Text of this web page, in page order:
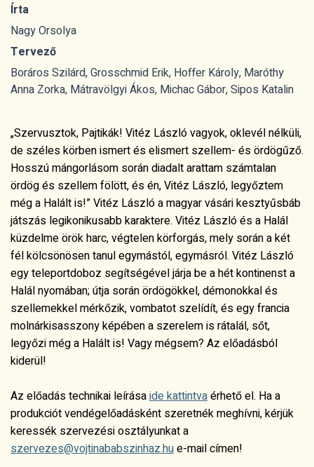
Írta
Nagy Orsolya
Tervező
Boráros Szilárd, Grosschmid Erik, Hoffer Károly, Maróthy
Anna Zorka, Mátravölgyi Ákos, Michac Gábor, Sipos Katalin
„Szervusztok, Pajtikák! Vitéz László vagyok, oklevél nélküli,
de széles körben ismert és elismert szellem- és ördögűző.
Hosszú mángorlásom során diadalt arattam számtalan
ördög és szellem fölött, és én, Vitéz László, legyőztem
még a Halált is!” Vitéz László a magyar vásári kesztyűsbáb
játszás legikonikusabb karaktere. Vitéz László és a Halál
küzdelme örök harc, végtelen körforgás, mely során a két
fél kölcsönösen tanul egymástól, egymásról. Vitéz László
egy teleportdoboz segítségével járja be a hét kontinenst a
Halál nyomában; útja során ördögökkel, démonokkal és
szellemekkel mérkőzik, vombatot szelídít, és egy francia
molnárkisasszony képében a szerelem is rátalál, sőt,
legyőzi még a Halált is! Vagy mégsem? Az előadásból
kiderül!
Az előadás technikai leírásaide kattintvaérhető el. Ha a
produkciót vendégelőadásként szeretnék meghívni, kérjük
keressék szervezési osztályunkat a
szervezes@vojtinababszinhaz.hue-mail címen!